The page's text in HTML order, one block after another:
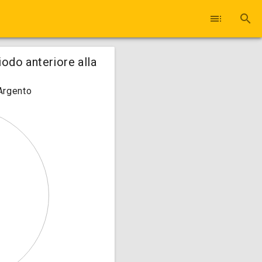
toc search
anteriore alla